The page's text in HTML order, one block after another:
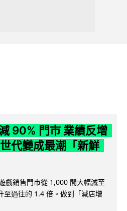
90% 門市 業績反增
代變成最潮「新鮮
戲銷售門市從 1,000 間大幅減至
至過往的 1.4 倍。做到「減店增